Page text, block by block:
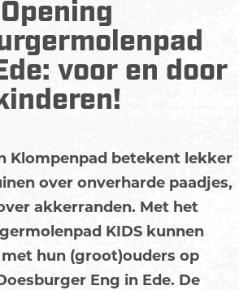
Opening
voor en door
Klompenpad betekent lekker
over onverharde paadjes,
akkerranden. Met het
KIDS kunnen
hun (groot)ouders op
Eng in Ede. De